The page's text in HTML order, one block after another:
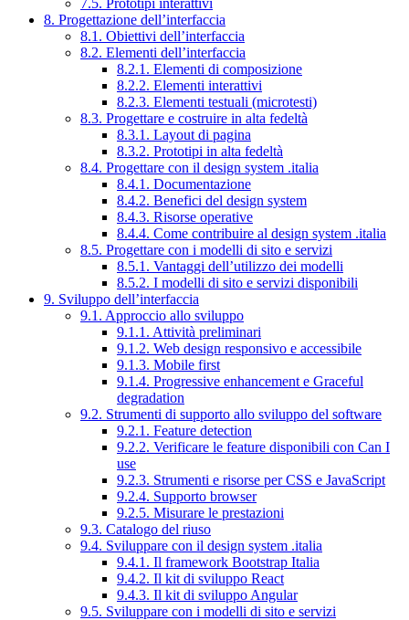
8. Progettazione dell’interfaccia
8.1. Obiettivi dell’interfaccia
8.2. Elementi dell’interfaccia
8.2.1. Elementi di composizione
8.2.2. Elementi interattivi
8.2.3. Elementi testuali (microtesti)
8.3. Progettare e costruire in alta fedeltà
8.3.1. Layout di pagina
8.3.2. Prototipi in alta fedeltà
8.4. Progettare con il design system .italia
8.4.1. Documentazione
8.4.2. Benefici del design system
8.4.3. Risorse operative
8.4.4. Come contribuire al design system .italia
8.5. Progettare con i modelli di sito e servizi
8.5.1. Vantaggi dell’utilizzo dei modelli
8.5.2. I modelli di sito e servizi disponibili
9. Sviluppo dell’interfaccia
9.1. Approccio allo sviluppo
9.1.1. Attività preliminari
9.1.2. Web design responsivo e accessibile
9.1.3. Mobile first
9.1.4. Progressive enhancement e Graceful
degradation
9.2. Strumenti di supporto allo sviluppo del software
9.2.1. Feature detection
9.2.2. Verificare le feature disponibili con Can I
use
9.2.3. Strumenti e risorse per CSS e JavaScript
9.2.4. Supporto browser
9.2.5. Misurare le prestazioni
9.3. Catalogo del riuso
9.4. Sviluppare con il design system .italia
9.4.1. Il framework Bootstrap Italia
9.4.2. Il kit di sviluppo React
9.4.3. Il kit di sviluppo Angular
9.5. Sviluppare con i modelli di sito e servizi